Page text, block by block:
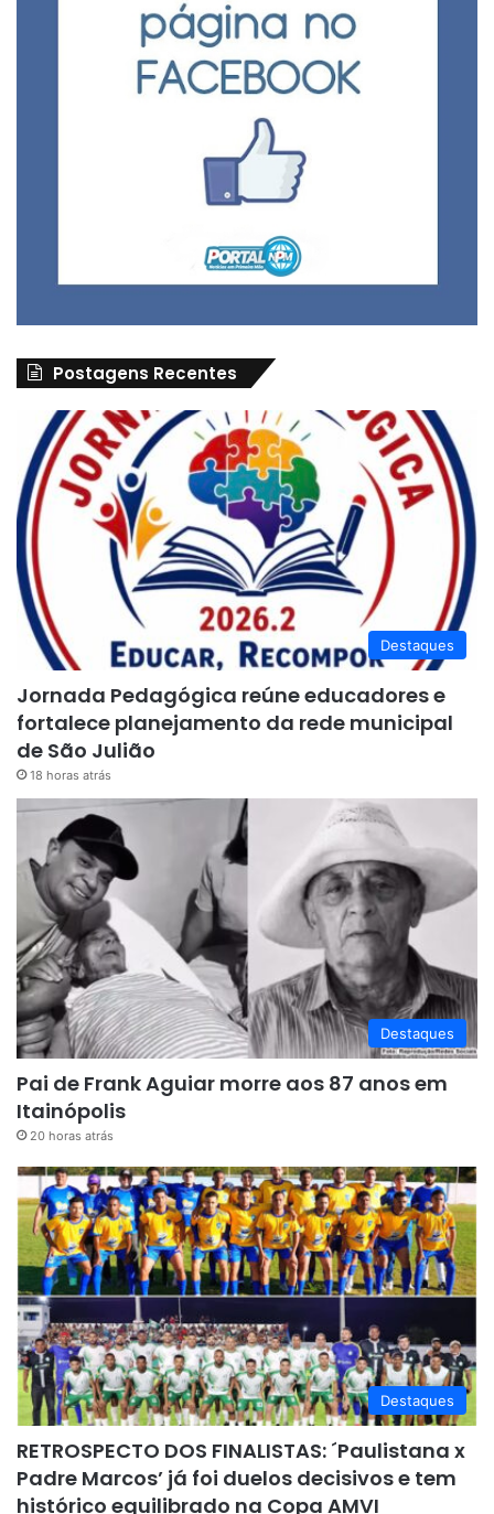
Postagens Recentes
Destaques
Jornada Pedagógica reúne educadores e
fortalece planejamento da rede municipal
de São Julião
18 horas atrás
Destaques
Pai de Frank Aguiar morre aos 87 anos em
Itainópolis
20 horas atrás
Destaques
RETROSPECTO DOS FINALISTAS: ´Paulistana x
Padre Marcos’ já foi duelos decisivos e tem
histórico equilibrado na Copa AMVI